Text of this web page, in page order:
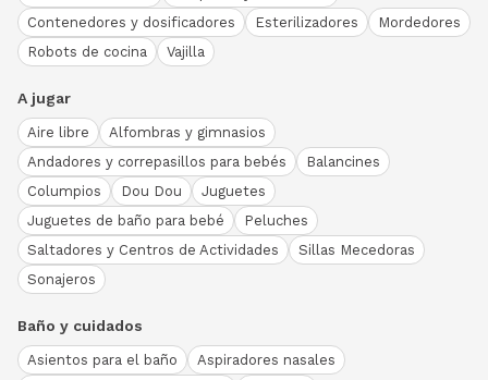
Contenedores y dosificadores
Esterilizadores
Mordedores
Robots de cocina
Vajilla
A jugar
Aire libre
Alfombras y gimnasios
Andadores y correpasillos para bebés
Balancines
Columpios
Dou Dou
Juguetes
Juguetes de baño para bebé
Peluches
Saltadores y Centros de Actividades
Sillas Mecedoras
Sonajeros
Baño y cuidados
Asientos para el baño
Aspiradores nasales